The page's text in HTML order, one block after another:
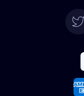
Deutsch
Español
Français